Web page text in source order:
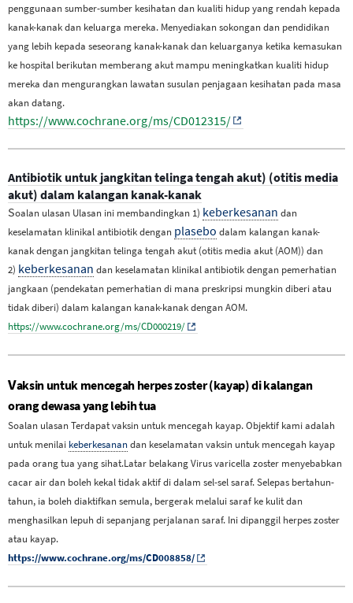
penggunaan sumber-sumber kesihatan dan kualiti hidup yang rendah kepada
kanak-kanak dan keluarga mereka. Menyediakan sokongan dan pendidikan
yang lebih kepada seseorang kanak-kanak dan keluarganya ketika kemasukan
ke hospital berikutan memberang akut mampu meningkatkan kualiti hidup
mereka dan mengurangkan lawatan susulan penjagaan kesihatan pada masa
akan datang.
https://www.cochrane.org/ms/CD012315/
Antibiotik untuk jangkitan telinga tengah akut) (otitis media
akut) dalam kalangan kanak-kanak
Soalan ulasan Ulasan ini membandingkan 1) keberkesanan dan
keselamatan klinikal antibiotik dengan plasebo dalam kalangan kanak-
kanak dengan jangkitan telinga tengah akut (otitis media akut (AOM)) dan
2) keberkesanan dan keselamatan klinikal antibiotik dengan pemerhatian
jangkaan (pendekatan pemerhatian di mana preskripsi mungkin diberi atau
tidak diberi) dalam kalangan kanak-kanak dengan AOM.
https://www.cochrane.org/ms/CD000219/
Vaksin untuk mencegah herpes zoster (kayap) di kalangan
orang dewasa yang lebih tua
Soalan ulasan Terdapat vaksin untuk mencegah kayap. Objektif kami adalah
untuk menilai keberkesanandan keselamatan vaksin untuk mencegah kayap
pada orang tua yang sihat.Latar belakang Virus varicella zoster menyebabkan
cacar air dan boleh kekal tidak aktif di dalam sel-sel saraf. Selepas bertahun-
tahun, ia boleh diaktifkan semula, bergerak melalui saraf ke kulit dan
menghasilkan lepuh di sepanjang perjalanan saraf. Ini dipanggil herpes zoster
atau kayap.
https://www.cochrane.org/ms/CD008858/